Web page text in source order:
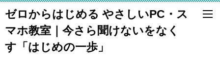
ゼロからはじめる やさしいPC・ス
マホ教室｜今さら聞けないをなく
す「はじめの一歩」